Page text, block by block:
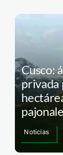
Cusco:
privada
Noticias